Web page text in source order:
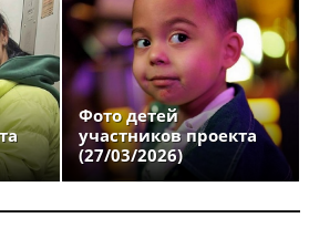
Фото детей
участников проекта
(27/03/2026)